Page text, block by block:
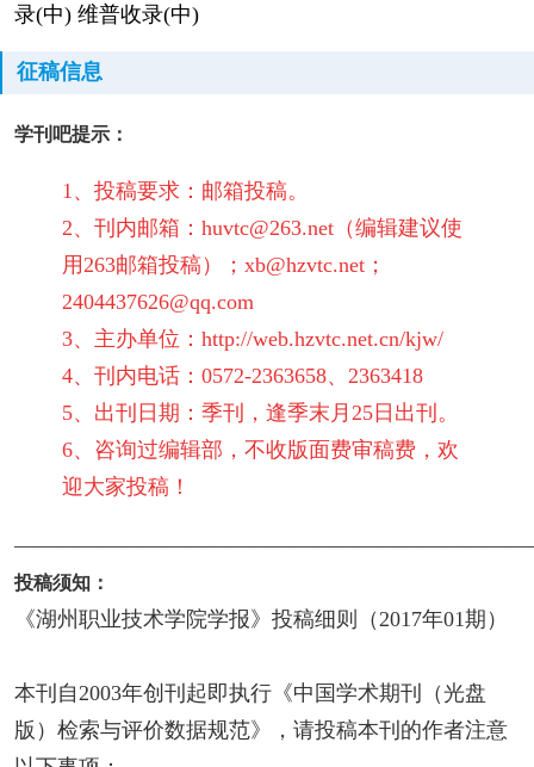
录(中) 维普收录(中)
征稿信息
学刊吧提示：
1、投稿要求：邮箱投稿。
2、刊内邮箱： huvtc@263.net（编辑建议使
用263邮箱投稿）； xb@hzvtc.net；
2404437626@qq.com
3、主办单位： http://web.hzvtc.net.cn/kjw/
4、刊内电话：0572-2363658、2363418
5、出刊日期：季刊，逢季末月25日出刊。
6、咨询过编辑部，不收版面费审稿费，欢
迎大家投稿！
投稿须知：
《湖州职业技术学院学报》投稿细则（2017年01期）
本刊自2003年创刊起即执行《中国学术期刊（光盘
版）检索与评价数据规范》，请投稿本刊的作者注意